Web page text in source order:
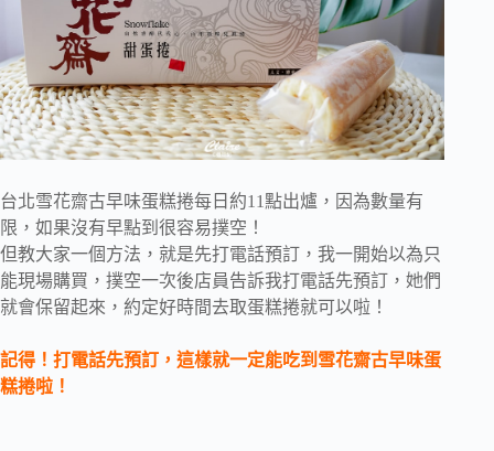
台北雪花齋古早味蛋糕捲每日約11點出爐，因為數量有
限，如果沒有早點到很容易撲空！
但教大家一個方法，就是先打電話預訂，我一開始以為只
能現場購買，撲空一次後店員告訴我打電話先預訂，她們
就會保留起來，約定好時間去取蛋糕捲就可以啦！
記得！打電話先預訂，這樣就一定能吃到雪花齋古早味蛋
糕捲啦！